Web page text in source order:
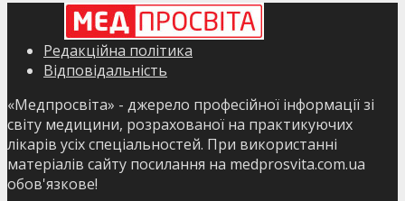
Редакційна політика
Відповідальність
«Медпросвіта» - джерело професійної інформації зі
світу медицини, розрахованої на практикуючих
лікарів усіх спеціальностей. При використанні
матеріалів сайту посилання на medprosvita.com.ua
обов'язкове!